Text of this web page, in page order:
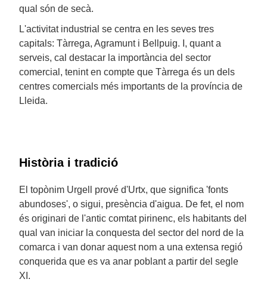
qual són de secà.
L'activitat industrial se centra en les seves tres
capitals: Tàrrega, Agramunt i Bellpuig. I, quant a
serveis, cal destacar la importància del sector
comercial, tenint en compte que Tàrrega és un dels
centres comercials més importants de la província de
Lleida.
Història i tradició
El topònim Urgell prové d'Urtx, que significa 'fonts
abundoses', o sigui, presència d'aigua. De fet, el nom
és originari de l'antic comtat pirinenc, els habitants del
qual van iniciar la conquesta del sector del nord de la
comarca i van donar aquest nom a una extensa regió
conquerida que es va anar poblant a partir del segle
XI.